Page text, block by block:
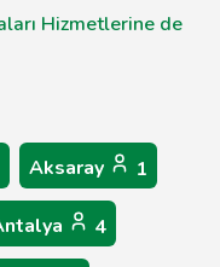
Hizmetlerine de
Aksaray 1
4